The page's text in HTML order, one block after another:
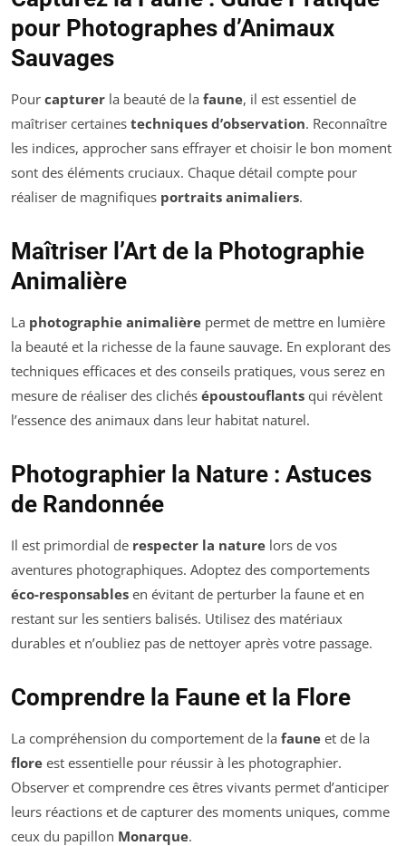
pour Photographes d’Animaux
Sauvages
Pour capturer la beauté de la faune, il est essentiel de
maîtriser certaines techniques d’observation. Reconnaître
les indices, approcher sans effrayer et choisir le bon moment
sont des éléments cruciaux. Chaque détail compte pour
réaliser de magnifiques portraits animaliers.
Maîtriser l’Art de la Photographie
Animalière
La photographie animalière permet de mettre en lumière
la beauté et la richesse de la faune sauvage. En explorant des
techniques efficaces et des conseils pratiques, vous serez en
mesure de réaliser des clichés époustouflants qui révèlent
l’essence des animaux dans leur habitat naturel.
Photographier la Nature : Astuces
de Randonnée
Il est primordial de respecter la nature lors de vos
aventures photographiques. Adoptez des comportements
éco-responsables en évitant de perturber la faune et en
restant sur les sentiers balisés. Utilisez des matériaux
durables et n’oubliez pas de nettoyer après votre passage.
Comprendre la Faune et la Flore
La compréhension du comportement de la faune et de la
flore est essentielle pour réussir à les photographier.
Observer et comprendre ces êtres vivants permet d’anticiper
leurs réactions et de capturer des moments uniques, comme
ceux du papillon Monarque.